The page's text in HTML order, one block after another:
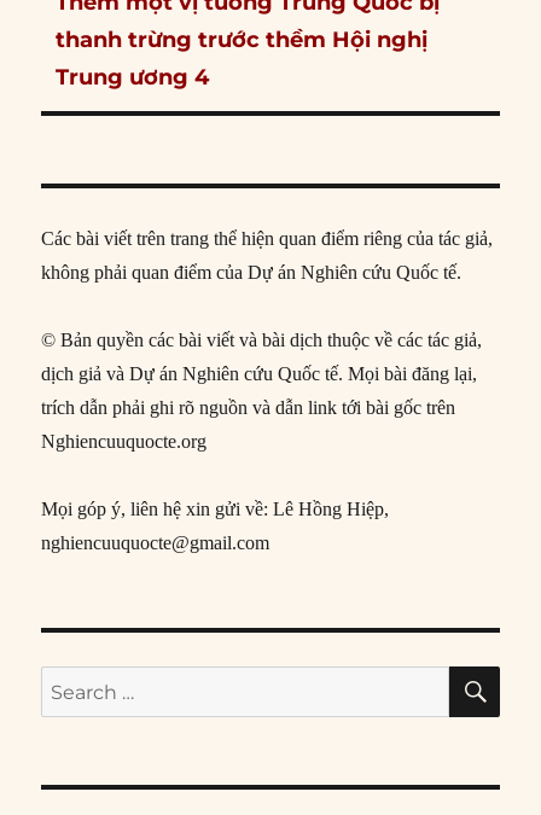
post:
thanh trừng trước thềm Hội nghị
Trung ương 4
Các bài viết trên trang thể hiện quan điểm riêng của tác giả,
không phải quan điểm của Dự án Nghiên cứu Quốc tế.
© Bản quyền các bài viết và bài dịch thuộc về các tác giả,
dịch giả và Dự án Nghiên cứu Quốc tế. Mọi bài đăng lại,
trích dẫn phải ghi rõ nguồn và dẫn link tới bài gốc trên
Nghiencuuquocte.org
Mọi góp ý, liên hệ xin gửi về: Lê Hồng Hiệp,
nghiencuuquocte@gmail.com
Search
for: